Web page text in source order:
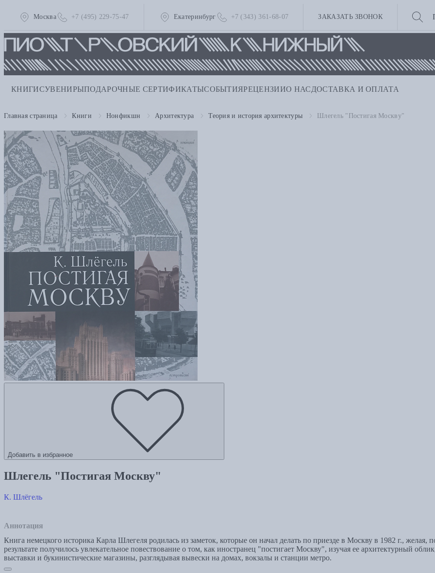
Москва +7 (495) 229-75-47 Екатеринбург +7 (343) 361-68-07 ЗАКАЗАТЬ ЗВОНОК
КНИГИСУВЕНИРЫПОДАРОЧНЫЕ СЕРТИФИКАТЫСОБЫТИЯРЕЦЕНЗИИО НАС ДОСТАВКА И ОПЛАТА
Главная страница Книги Нонфикшн Архитектура Теория и история архитектуры Шлегель "Постигая Москву"
Добавить в избранное
Шлегель "Постигая Москву"
К. Шлёгель
Аннотация
Книга немецкого историка Карла Шлегеля родилась из заметок, которые он начал делать по приезде в Москву в 1982 г., желая,
результате получилось увлекательное повествование о том, как иностранец "постигает Москву", изучая ее архитектурный
выставки и букинистические магазины, разглядывая вывески на домах, вокзалы и станции метро.